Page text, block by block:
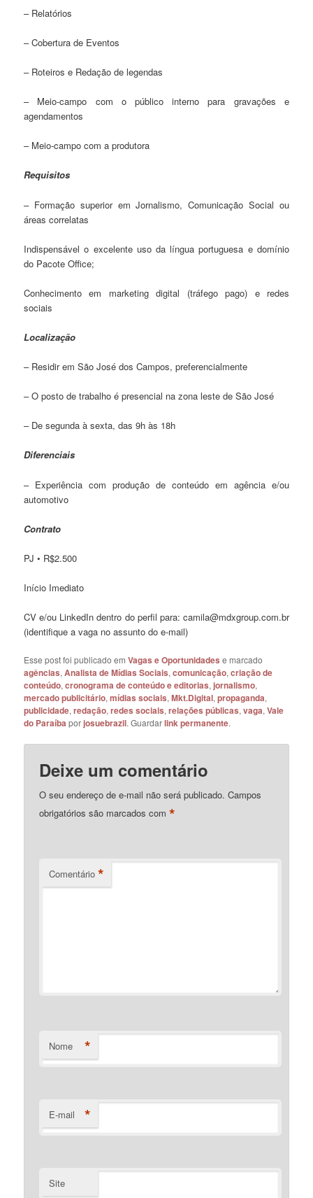
– Relatórios
– Cobertura de Eventos
– Roteiros e Redação de legendas
– Meio-campo com o público interno para gravações e
agendamentos
– Meio-campo com a produtora
Requisitos
– Formação superior em Jornalismo, Comunicação Social ou
áreas correlatas
Indispensável o excelente uso da língua portuguesa e domínio
do Pacote Office;
Conhecimento em marketing digital (tráfego pago) e redes
sociais
Localização
– Residir em São José dos Campos, preferencialmente
– O posto de trabalho é presencial na zona leste de São José
– De segunda à sexta, das 9h às 18h
Diferenciais
– Experiência com produção de conteúdo em agência e/ou
automotivo
Contrato
PJ • R$2.500
Início Imediato
CV e/ou LinkedIn dentro do perfil para: camila@mdxgroup.com.br
(identifique a vaga no assunto do e-mail)
Esse post foi publicado emVagas e Oportunidades e marcado
agências,Analista de Mídias Sociais,comunicação,criação de
conteúdo,cronograma de conteúdo e editorias,jornalismo,
mercado publicitário,mídias sociais,Mkt.Digital,propaganda,
publicidade,redação,redes sociais,relações públicas,vaga,Vale
do Paraíba porjosuebrazil. Guardarlink permanente.
Deixe um comentário
O seu endereço de e-mail não será publicado. Campos
obrigatórios são marcados com*
Comentário *
Nome *
E-mail *
Site